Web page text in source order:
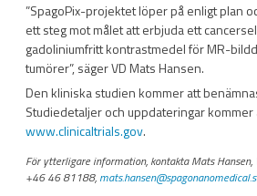
”SpagoPix-projektet löper på enligt plan
ett steg mot målet att erbjuda ett
gadoliniumfritt kontrastmedel för MR-
tumörer”, säger VD Mats Hansen.
Den kliniska studien kommer att
Studiedetaljer och uppdateringar
www.clinicaltrials.gov.
För ytterligare information, kontakta Mats Hansen,
+46 46 81188,